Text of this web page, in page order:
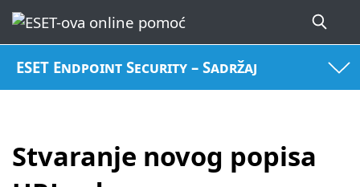
ESET Endpoint Security – Sadržaj
Stvaranje novog popisa